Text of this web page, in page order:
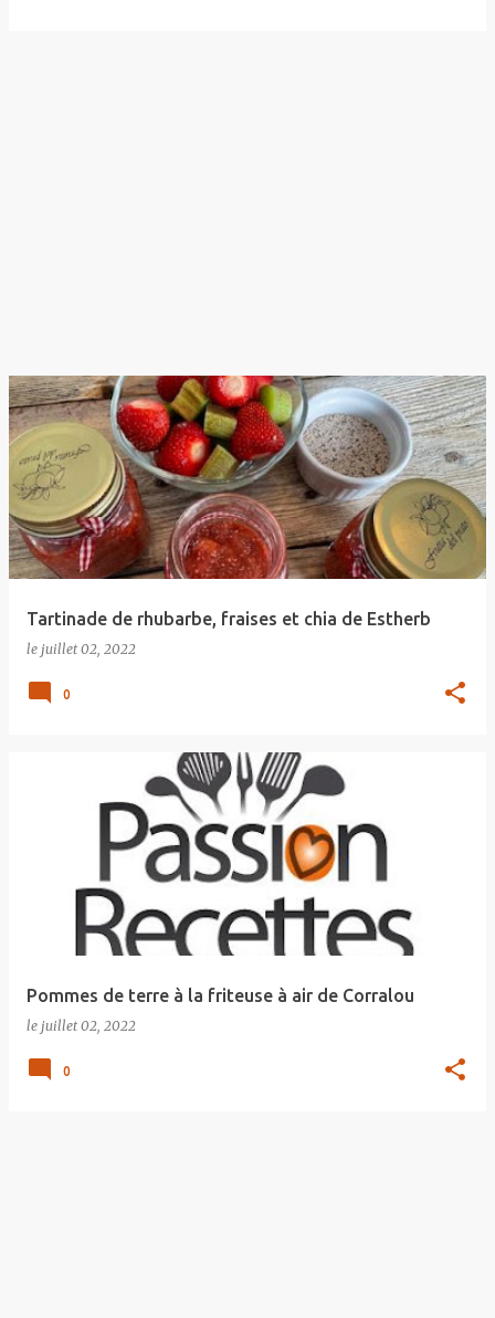
Tartinade de rhubarbe, fraises et chia de Estherb
le juillet 02, 2022
0
Pommes de terre à la friteuse à air de Corralou
le juillet 02, 2022
0